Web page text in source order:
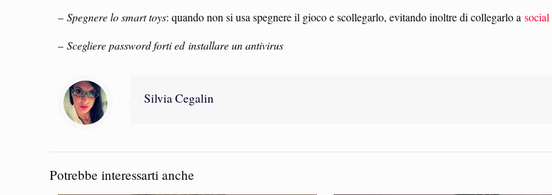
– Spegnere lo smart toys: quando non si usa spegnere il gioco e scollegarlo, evitando inoltre di collegarlo a social
– Scegliere password forti edinstallare un antivirus
Silvia Cegalin
Potrebbe interessarti anche